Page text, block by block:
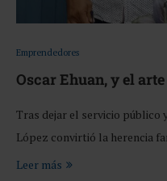
Emprendedores
Oscar Ehuan, y el
Tras dejar el servicio público
López convirtió la herencia
Leer más